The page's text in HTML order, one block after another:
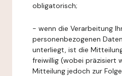
obligatorisch;
- wenn die Verarbeitung
personenbezogenen
unterliegt, ist die
freiwillig (wobei präzisiert
Mitteilung jedoch zur